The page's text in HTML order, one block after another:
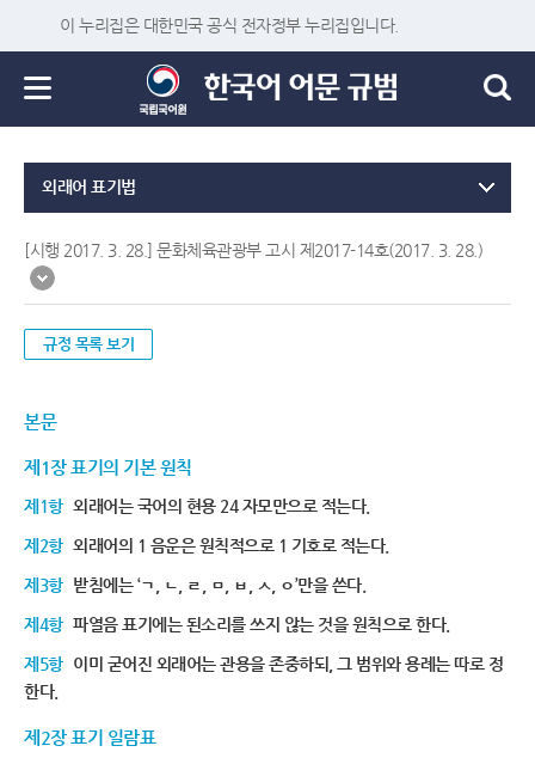
이 누리집은 대한민국 공식 전자정부 누리집입니다.
외래어 표기법
[시행 2017. 3. 28.] 문화체육관광부 고시 제2017-14호(2017. 3. 28.)
규정 목록 보기
본문
제1장 표기의 기본 원칙
제1항 외래어는 국어의 현용 24 자모만으로 적는다.
제2항 외래어의 1 음운은 원칙적으로 1 기호로 적는다.
제3항 받침에는 ‘ㄱ, ㄴ, ㄹ, ㅁ, ㅂ, ㅅ, ㅇ’만을 쓴다.
제4항 파열음 표기에는 된소리를 쓰지 않는 것을 원칙으로 한다.
제5항 이미 굳어진 외래어는 관용을 존중하되, 그 범위와 용례는 따로 정
한다.
제2장 표기 일람표